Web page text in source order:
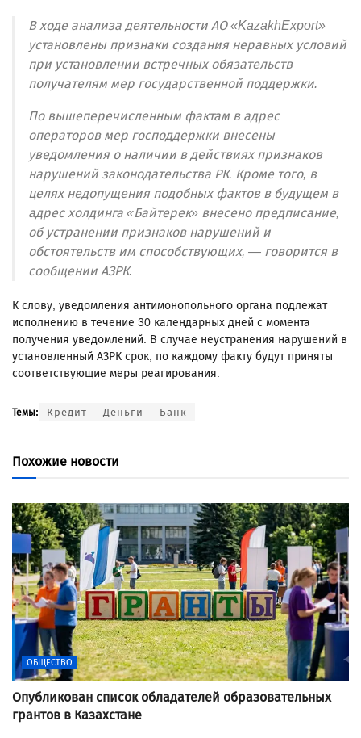
В ходе анализа деятельности АО «KazakhExport»
установлены признаки создания неравных условий
при установлении встречных обязательств
получателям мер государственной поддержки.
По вышеперечисленным фактам в адрес
операторов мер господдержки внесены
уведомления о наличии в действиях признаков
нарушений законодательства РК. Кроме того, в
целях недопущения подобных фактов в будущем в
адрес холдинга «Байтерек» внесено предписание,
об устранении признаков нарушений и
обстоятельств им способствующих, — говорится в
сообщении АЗРК.
К слову, уведомления антимонопольного органа подлежат
исполнению в течение 30 календарных дней с момента
получения уведомлений. В случае неустранения нарушений в
установленный АЗРК срок, по каждому факту будут приняты
соответствующие меры реагирования.
Темы: Кредит Деньги Банк
Похожие новости
ОБЩЕСТВО
Опубликован список обладателей образовательных
грантов в Казахстане